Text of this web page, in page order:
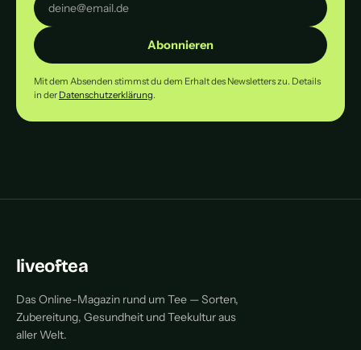
Abonnieren
Mit dem Absenden stimmst du dem Erhalt des Newsletters zu. Details
in der Datenschutzerklärung.
liveoftea
Das Online-Magazin rund um Tee — Sorten,
Zubereitung, Gesundheit und Teekultur aus
aller Welt.